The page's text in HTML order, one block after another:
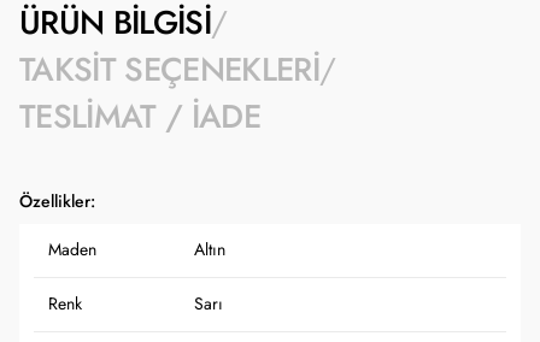
ÜRÜN BILGISI
TAKSIT SEÇENEKLERI
TESLIMAT / İADE
Özellikler:
Maden Altın
Renk Sarı